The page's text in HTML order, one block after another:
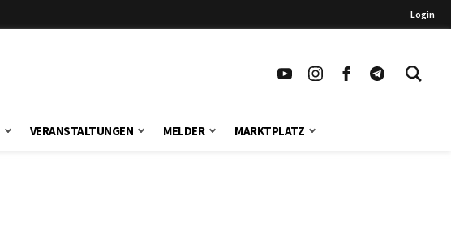
Login
VERANSTALTUNGEN MELDER MARKTPLATZ